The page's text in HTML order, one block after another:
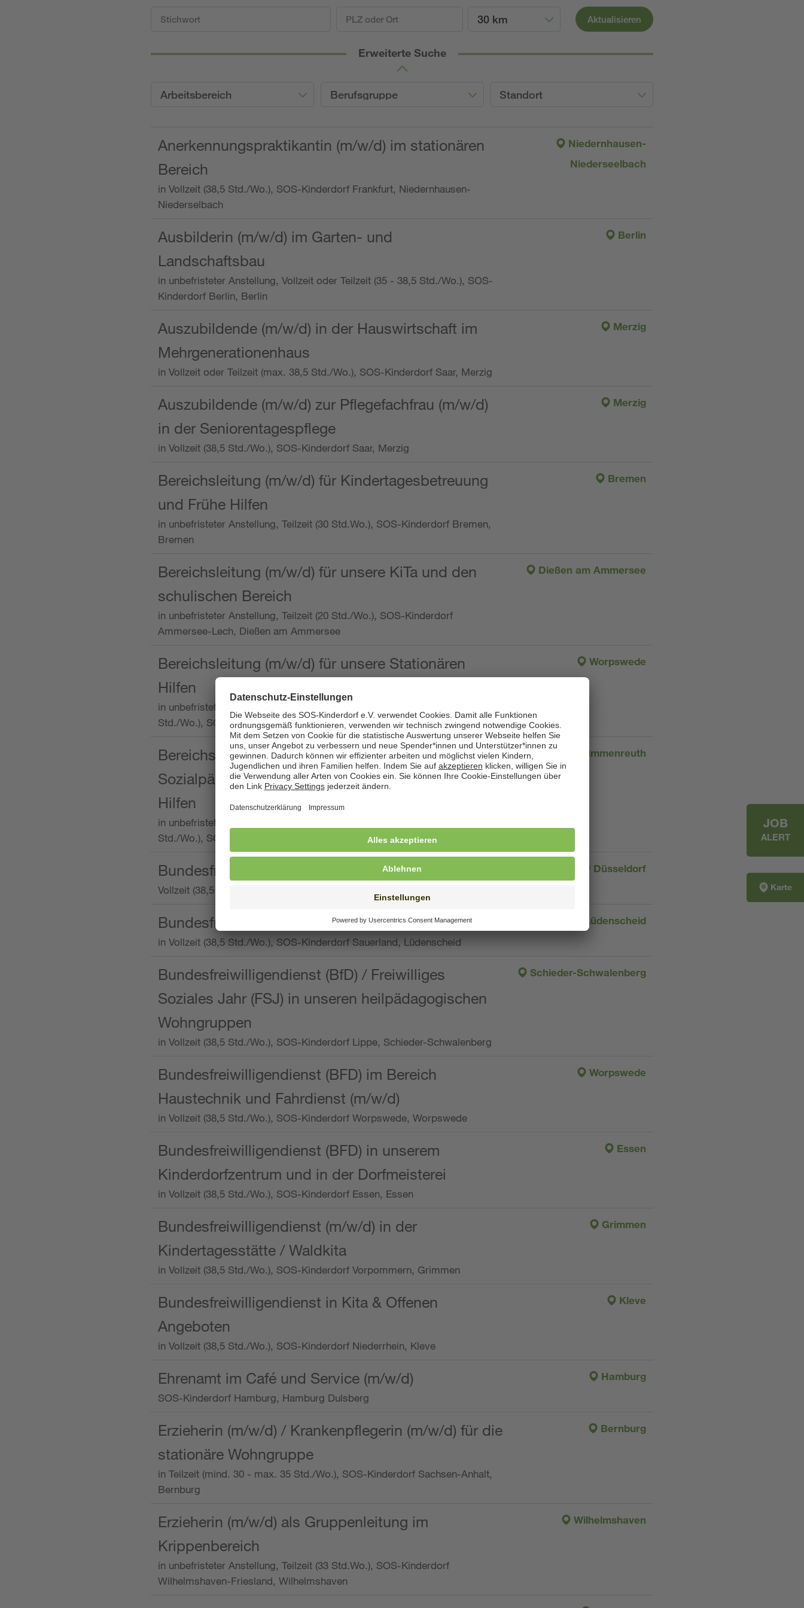
30 km Aktualisieren
Erweiterte Suche
Arbeitsbereich Berufsgruppe Standort
Anerkennungspraktikantin (m/w/d) im stationären
Bereich
in Vollzeit (38,5 Std./Wo.), SOS-Kinderdorf Frankfurt, Niedernhausen-
Niederselbach
Niedernhausen-
Niederseelbach
Ausbilderin (m/w/d) im Garten- und
Landschaftsbau
in unbefristeter Anstellung, Vollzeit oder Teilzeit (35 - 38,5 Std./Wo.), SOS-
Kinderdorf Berlin, Berlin
Berlin
Auszubildende (m/w/d) in der Hauswirtschaft im
Mehrgenerationenhaus
in Vollzeit oder Teilzeit (max. 38,5 Std./Wo.), SOS-Kinderdorf Saar, Merzig
Merzig
Auszubildende (m/w/d) zur Pflegefachfrau (m/w/d)
in der Seniorentagespflege
in Vollzeit (38,5 Std./Wo.), SOS-Kinderdorf Saar, Merzig
Merzig
Bereichsleitung (m/w/d) für Kindertagesbetreuung
und Frühe Hilfen
in unbefristeter Anstellung, Teilzeit (30 Std.Wo.), SOS-Kinderdorf Bremen,
Bremen
Bremen
Bereichsleitung (m/w/d) für unsere KiTa und den
schulischen Bereich
in unbefristeter Anstellung, Teilzeit (20 Std./Wo.), SOS-Kinderdorf
Ammersee-Lech, Dießen am Ammersee
Dießen am Ammersee
Bereichsleitung (m/w/d) für unsere Stationären
Hilfen
in unbefristeter Anstellung, Vollzeit oder Teilzeit (mind. 30 - max. 38,5
Std./Wo.), SOS-Kinderdorf Worpswede,
Worpswede
Bereichsleitung mit der Qualifikation als
Sozialpädagogin (m/w/d) und die Ambulanten
Hilfen
in unbefristeter Anstellung, Vollzeit oder Teilzeit (min. 34 bis max. 38,5
Std./Wo.), SOS-Kinderdorf Oberpfalz, Immenreuth
Immenreuth
Bundesfreiwilligendienst
Vollzeit (38,5 Stunden pro Woche), SOS-Kinderdorf Düsseldorf
Düsseldorf
Bundesfreiwilligendienst
in Vollzeit (38,5 Std./Wo.), SOS-Kinderdorf Sauerland, Lüdenscheid
Lüdenscheid
Bundesfreiwilligendienst (BfD) / Freiwilliges
Soziales Jahr (FSJ) in unseren heilpädagogischen
Wohngruppen
in Vollzeit (38,5 Std./Wo.), SOS-Kinderdorf Lippe, Schieder-Schwalenberg
Schieder-Schwalenberg
Bundesfreiwilligendienst (BFD) im Bereich
Haustechnik und Fahrdienst (m/w/d)
in Vollzeit (38,5 Std./Wo.), SOS-Kinderdorf Worpswede, Worpswede
Worpswede
Bundesfreiwilligendienst (BFD) in unserem
Kinderdorfzentrum und in der Dorfmeisterei
in Vollzeit (38,5 Std./Wo.), SOS-Kinderdorf Essen, Essen
Essen
Bundesfreiwilligendienst (m/w/d) in der
Kindertagesstätte / Waldkita
in Vollzeit (38,5 Std./Wo.), SOS-Kinderdorf Vorpommern, Grimmen
Grimmen
Bundesfreiwilligendienst in Kita & Offenen
Angeboten
in Vollzeit (38,5 Std./Wo.), SOS-Kinderdorf Niederrhein, Kleve
Kleve
Ehrenamt im Café und Service (m/w/d)
SOS-Kinderdorf Hamburg, Hamburg Dulsberg
Hamburg
Erzieherin (m/w/d) / Krankenpflegerin (m/w/d) für die
stationäre Wohngruppe
in Teilzeit (mind. 30 - max. 35 Std./Wo.), SOS-Kinderdorf Sachsen-Anhalt,
Bernburg
Bernburg
Erzieherin (m/w/d) als Gruppenleitung im
Krippenbereich
in unbefristeter Anstellung, Teilzeit (33 Std.Wo.), SOS-Kinderdorf
Wilhelmshaven-Friesland, Wilhelmshaven
Wilhelmshaven
JOB
ALERT
Karte